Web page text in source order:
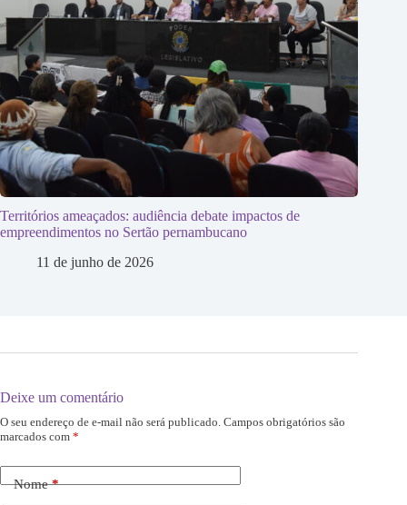
Territórios ameaçados: audiência debate impactos de
empreendimentos no Sertão pernambucano
11 de junho de 2026
Deixe um comentário
O seu endereço de e-mail não será publicado. Campos obrigatórios são
marcados com *
Nome*